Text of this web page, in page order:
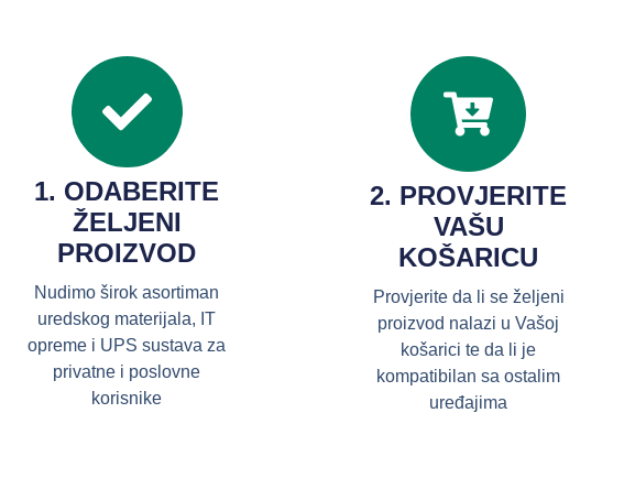
1. ODABERITE
ŽELJENI
PROIZVOD
Nudimo širok asortiman
uredskog materijala, IT
opreme i UPS sustava za
privatne i poslovne
korisnike
2. PROVJERITE
VAŠU
KOŠARICU
Provjerite da li se željeni
proizvod nalazi u Vašoj
košarici te da li je
kompatibilan sa ostalim
uređajima